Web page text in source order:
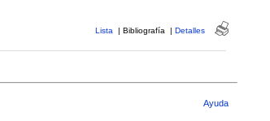
Lista | Bibliografía | Detalles
Ayuda